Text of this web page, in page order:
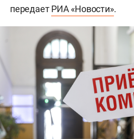
передаетРИА «Новости».